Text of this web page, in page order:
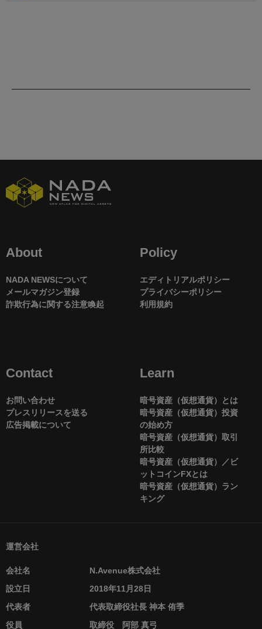
About
NADA NEWSについて
メールマガジン登録
詐欺行為に関する注意喚起
Policy
エディトリアルポリシー
プライバシーポリシー
利用規約
Contact
お問い合わせ
プレスリリースを送る
広告掲載について
Learn
暗号資産（仮想通貨）とは
暗号資産（仮想通貨）投資
の始め方
暗号資産（仮想通貨）取引
所比較
暗号資産（仮想通貨）／ビ
ットコインFXとは
暗号資産（仮想通貨）ラン
キング
運営会社
会社名
N.Avenue株式会社
設立日
2018年11月28日
代表者
代表取締役社長 神本 侑季
役員
取締役 阿部 真弓